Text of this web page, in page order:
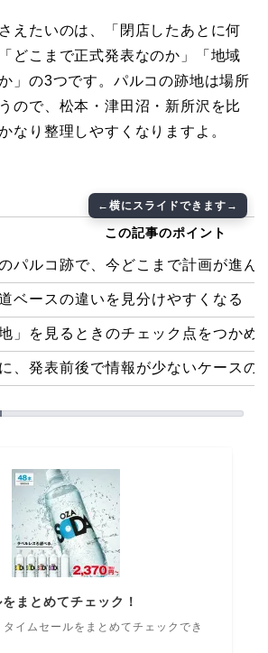
えたいのは、「閉店したあとに何
どこまで正式発表なのか」「地域
」の3つです。パルコの跡地は場所
ので、松本・津田沼・新所沢を比
なり整理しやすくなりますよ。
この記事のポイント
パルコ跡で、今どこまで計画が進ん
ベースの違いを見分けやすくなる
」を見るときのチェック点をつかめ
、発表前後で情報が少ないケースの
まとめてチェック！
イムセールをまとめてチェックでき